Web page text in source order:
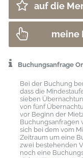
auf die
meine
Buchungsanfrage
Bei der Buchung
dass die
sieben
von fünf
vor Beginn der
Buchungsanfragen
sich bei dem vom
Zeitraum um eine
zwei bestehenden
noch eine